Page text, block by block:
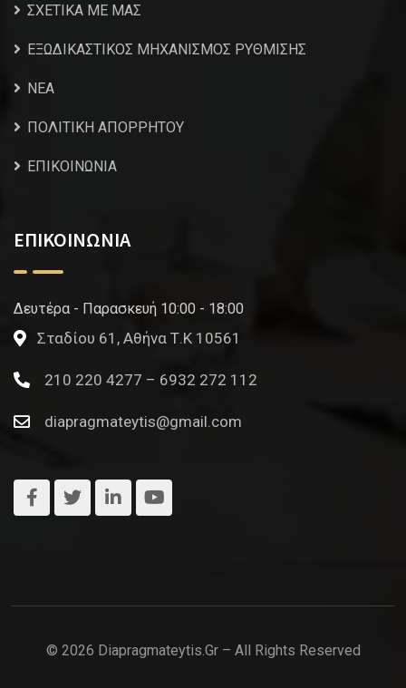
ΣΧΕΤΙΚΑ ΜΕ ΜΑΣ
ΕΞΩΔΙΚΑΣΤΙΚΟΣ ΜΗΧΑΝΙΣΜΟΣ ΡΥΘΜΙΣΗΣ
NEA
ΠΟΛΙΤΙΚΗ ΑΠΟΡΡΗΤΟΥ
ΕΠΙΚΟΙΝΩΝΙΑ
ΕΠΙΚΟΙΝΩΝΙΑ
Δευτέρα - Παρασκευή 10:00 - 18:00
Σταδίου 61, Αθήνα Τ.Κ 10561
210 220 4277 – 6932 272 112
diapragmateytis@gmail.com
© 2026 Diapragmateytis.gr – All Rights Reserved